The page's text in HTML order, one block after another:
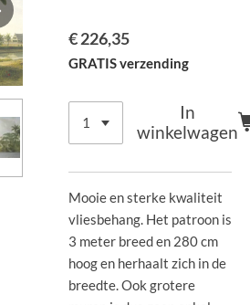
€ 226,35
GRATIS verzending
In
winkelwagen
Mooie en sterke kwaliteit
vliesbehang. Het patroon is
3 meter breed en 280 cm
hoog en herhaalt zich in de
breedte. Ook grotere